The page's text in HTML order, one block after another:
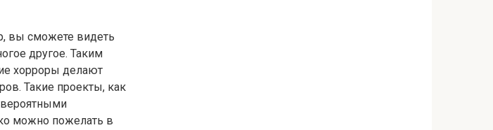
вы сможете видеть
другое. Таким
хорроры делают
Такие проекты, как
можно пожелать в